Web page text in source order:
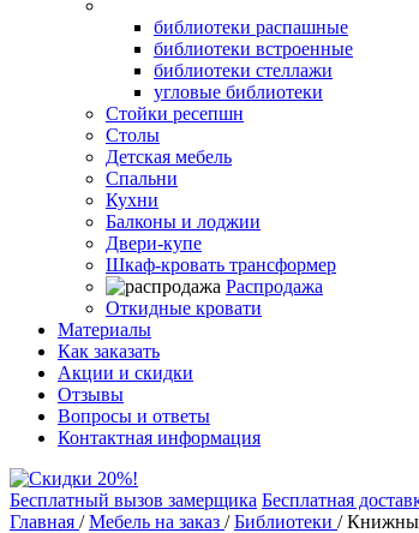
библиотеки распашные
библиотеки встроенные
библиотеки стеллажи
угловые библиотеки
Стойки ресепшн
Столы
Детская мебель
Спальни
Кухни
Балконы и лоджии
Двери-купе
Шкаф-кровать трансформер
Распродажа
Откидные кровати
Материалы
Как заказать
Акции и скидки
Отзывы
Вопросы и ответы
Контактная информация
Бесплатный вызов замерщика Бесплатная
Главная /Мебель на заказ /Библиотеки /